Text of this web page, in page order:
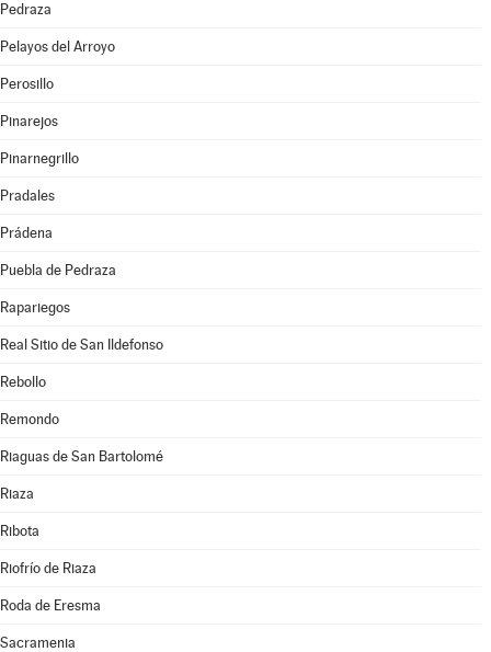
Pedraza
Pelayos del Arroyo
Perosillo
Pinarejos
Pinarnegrillo
Pradales
Prádena
Puebla de Pedraza
Rapariegos
Real Sitio de San Ildefonso
Rebollo
Remondo
Riaguas de San Bartolomé
Riaza
Ribota
Riofrío de Riaza
Roda de Eresma
Sacramenia